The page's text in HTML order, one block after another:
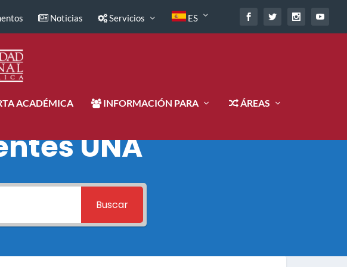
Noticias Servicios ES
ACADÉMICA INFORMACIÓN PARA ÁREAS
UNA
Buscar